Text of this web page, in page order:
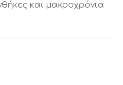
και μακροχρόνια